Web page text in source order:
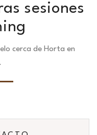
sesiones
cerca de Horta en